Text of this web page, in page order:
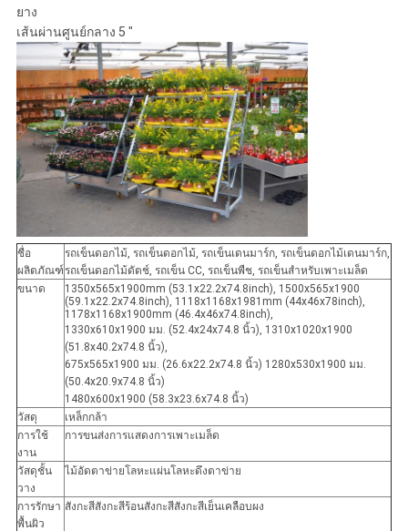
ยาง
เส้นผ่านศูนย์กลาง 5 "
ชื่อ
ผลิตภัณฑ์
รถเข็นดอกไม้, รถเข็นดอกไม้, รถเข็นเดนมาร์ก, รถเข็นดอกไม้เดนมาร์ก,
รถเข็นดอกไม้ดัตช์, รถเข็น CC, รถเข็นพืช, รถเข็นสำหรับเพาะเมล็ด
ขนาด
1350x565x1900mm (53.1x22.2x74.8inch), 1500x565x1900
(59.1x22.2x74.8inch), 1118x1168x1981mm (44x46x78inch),
1178x1168x1900mm (46.4x46x74.8inch),
1330x610x1900 มม. (52.4x24x74.8 นิ้ว), 1310x1020x1900
(51.8x40.2x74.8 นิ้ว),
675x565x1900 มม. (26.6x22.2x74.8 นิ้ว) 1280x530x1900 มม.
(50.4x20.9x74.8 นิ้ว)
1480x600x1900 (58.3x23.6x74.8 นิ้ว)
วัสดุ
เหล็กกล้า
การใช้
งาน
การขนส่งการแสดงการเพาะเมล็ด
วัสดุชั้น
วาง
ไม้อัดตาข่ายโลหะแผ่นโลหะดึงตาข่าย
การรักษา
พื้นผิว
สังกะสีสังกะสีร้อนสังกะสีสังกะสีเย็นเคลือบผง